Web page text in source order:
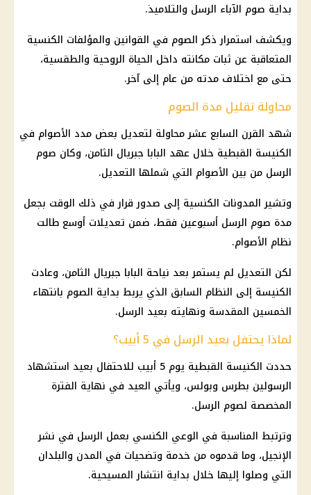
بداية صوم الآباء الرسل والتلاميذ.
ويكشف استمرار ذكر الصوم في القوانين والمؤلفات الكنسية
المتعاقبة عن ثبات مكانته داخل الحياة الروحية والطقسية،
حتى مع اختلاف مدته من عام إلى آخر.
محاولة تقليل مدة الصوم
شهد القرن السابع عشر محاولة لتعديل بعض مدد الأصوام في
الكنيسة القبطية خلال عهد البابا جبريال الثامن، وكان صوم
الرسل من بين الأصوام التي شملها التعديل.
وتشير المدونات الكنسية إلى صدور قرار في ذلك الوقت بجعل
مدة صوم الرسل أسبوعين فقط، ضمن تعديلات أوسع طالت
نظام الأصوام.
لكن التعديل لم يستمر بعد نياحة البابا جبريال الثامن، وعادت
الكنيسة إلى النظام السابق الذي يربط بداية الصوم بانتهاء
الخمسين المقدسة ونهايته بعيد الرسل.
لماذا يحتفل بعيد الرسل في 5 أبيب؟
حددت الكنيسة القبطية يوم 5 أبيب للاحتفال بعيد استشهاد
الرسولين بطرس وبولس، ويأتي العيد في نهاية الفترة
المخصصة لصوم الرسل.
وترتبط المناسبة في الوعي الكنسي بعمل الرسل في نشر
الإنجيل، وما قدموه من خدمة وتضحيات في المدن والبلدان
التي وصلوا إليها خلال بداية انتشار المسيحية.